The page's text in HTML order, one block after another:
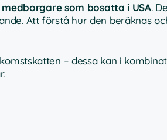
som bosatta i USA.
Att förstå hur den beräknas
– dessa kan i